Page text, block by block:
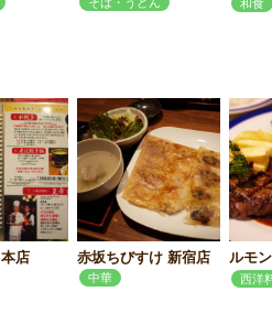
和食
店 赤坂ちびすけ 新宿店
中華
ルモ
西洋